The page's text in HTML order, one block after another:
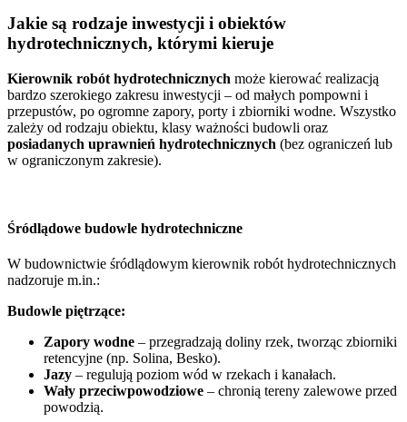
Jakie są rodzaje inwestycji i obiektów
hydrotechnicznych, którymi kieruje
Kierownik robót hydrotechnicznych może kierować realizacją
bardzo szerokiego zakresu inwestycji – od małych pompowni i
przepustów, po ogromne zapory, porty i zbiorniki wodne. Wszystko
zależy od rodzaju obiektu, klasy ważności budowli oraz
posiadanych uprawnień hydrotechnicznych (bez ograniczeń lub
w ograniczonym zakresie).
Śródlądowe budowle hydrotechniczne
W budownictwie śródlądowym kierownik robót hydrotechnicznych
nadzoruje m.in.:
Budowle piętrzące:
Zapory wodne – przegradzają doliny rzek, tworząc zbiorniki
retencyjne (np. Solina, Besko).
Jazy – regulują poziom wód w rzekach i kanałach.
Wały przeciwpowodziowe – chronią tereny zalewowe przed
powodzią.